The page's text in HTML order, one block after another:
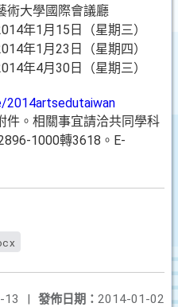
大學國際會議廳
年1月15日（星期三）
年1月23日（星期四）
年4月30日（星期三）
。相關事宜請洽共同學科
1000轉3618。E-
發佈日期： 2014-01-02
13
|